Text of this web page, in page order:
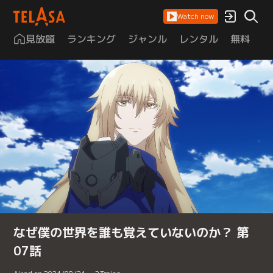
Watch now
見放題 ランキング ジャンル レンタル 無料
なぜ僕の世界を誰も覚えていないのか？ 第
07話